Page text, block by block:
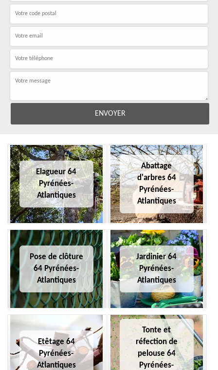
Elagueur 64
Pyrénées-
Atlantiques
Abattage
d'arbres 64
Pyrénées-
Atlantiques
Pose de clôture
64 Pyrénées-
Atlantiques
Jardinier 64
Pyrénées-
Atlantiques
Etêtage 64
Pyrénées-
Atlantiques
Tonte et
réfection de
pelouse 64
Pyrénées-